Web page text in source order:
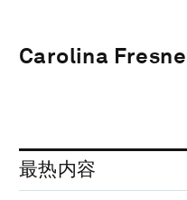
Carolina
最热内容